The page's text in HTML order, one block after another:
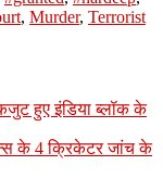
, Murder, Terrorist
हुए इंडिया ब्लॉक के
के 4 क्रिकेटर जांच के